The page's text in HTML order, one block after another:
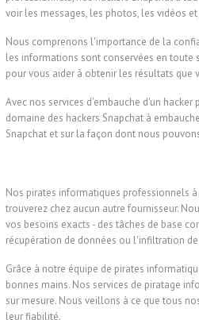
voir les messages, les photos, les vidéos
Nous comprenons l'importance de la
les informations sont conservées en toute
pour vous aider à obtenir les résultats que
Avec nos services d'embauche d'un
domaine des hackers Snapchat à
Snapchat et sur la façon dont nous
Nos pirates informatiques professionnels
trouverez chez aucun autre fournisseur.
vos besoins exacts - des tâches de base
récupération de données ou l'infiltration
Grâce à notre équipe de pirates
bonnes mains. Nos services de piratage
sur mesure. Nous veillons à ce que tous
leur fiabilité.